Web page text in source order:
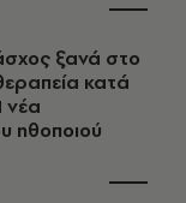
ξανά στο
κατά
νέα
ηθοποιού